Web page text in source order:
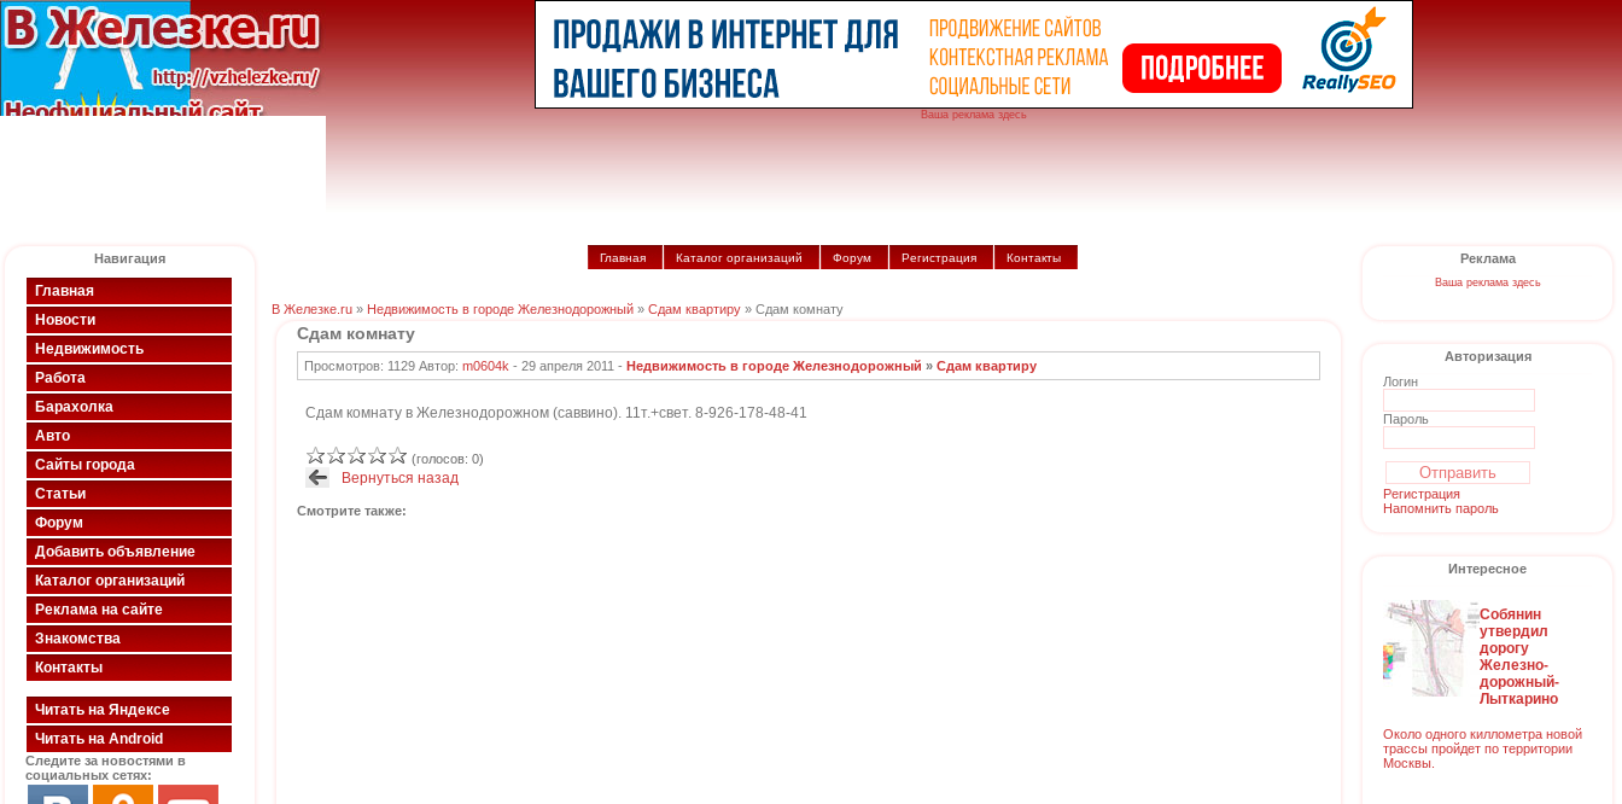
Ваша реклама здесь
Навигация
Главная
Новости
Недвижимость
Работа
Барахолка
Авто
Сайты города
Статьи
Форум
Добавить объявление
Каталог организаций
Реклама на сайте
Знакомства
Контакты
Читать на Яндексе
Читать на Android
Следите за новостями в
социальных сетях:
Главная Каталог организаций Форум Регистрация Контакты
В Железке.ru » Недвижимость в городе Железнодорожный » Сдам квартиру » Сдам комнату
Сдам комнату
Просмотров: 1129 Автор: m0604k - 29 апреля 2011 - Недвижимость в городе Железнодорожный » Сдам квартиру
Сдам комнату в Железнодорожном (саввино). 11т.+свет. 8-926-178-48-41
(голосов: 0)
Вернуться назад
Смотрите также:
Реклама
Ваша реклама здесь
Авторизация
Логин
Пароль
Регистрация
Напомнить пароль
Интересное
Собянин
утвердил
дорогу
Железно-
дорожный-
Лыткарино
Около одного киллометра новой
трассы пройдет по территории
Москвы.